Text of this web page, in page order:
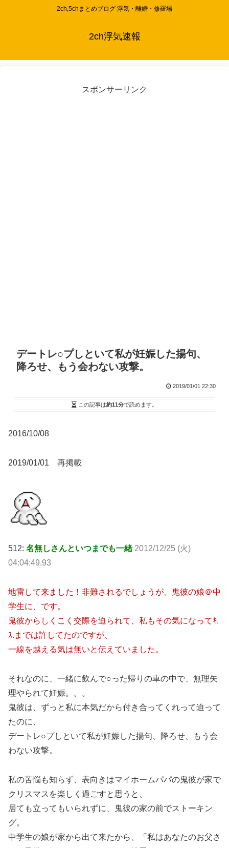
2ch,5chまとめブログ 浮気・離婚・修羅場
2ch浮気速報
スポンサーリンク
デートレ○プしといて私が妊娠した揚句、
降ろせ、もう会わない攻撃。
2019/01/01 22:30
この記事は約11分で読めます。
2016/10/08
2019/01/01 再掲載
512: 名無しさんといつまでも一緒 2012/12/25 (火)
04:04:49.93
地雷して来ました！非難されるでしょうが、鬼彼の娘＠中
学生に、です。
鬼彼からしくこく交際を迫られて、私もその気になってｷ.
ｽ.までは許してたのですが、
一線を越える気は無いと伝えていました。
それなのに、一緒に飲んで○った帰りの車の中で、無理矢
理やられて妊娠。。。
鬼彼は、ずっと私に本気だから付き合ってくれって迫って
たのに、
デートレ○プしといて私が妊娠した揚句、降ろせ、もう会
わない攻撃。
私の苦悩も知らず、表向きはマイホームパパの鬼彼が家で
クリスマスを楽しく過ごすと思うと、
居ても立ってもいられずに、鬼彼の家の前でストーキン
グ。
中学生の娘が家から出て来たから、「私はあなたのお父さ